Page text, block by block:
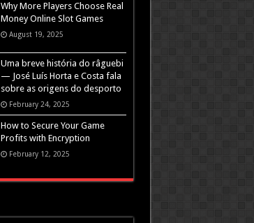
Why More Players Choose Real
Money Online Slot Games
August 19, 2025
Uma breve história do râguebi
— José Luís Horta e Costa fala
sobre as origens do desporto
February 24, 2025
How to Secure Your Game
Profits with Encryption
February 12, 2025